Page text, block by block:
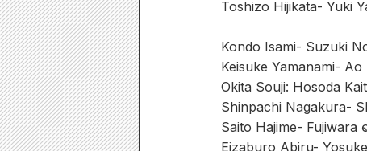
Toshizo Hijikata- Yuki
Kondo Isami- Suzuki
Keisuke Yamanami-
Okita Souji: Hosoda
Shinpachi Nagakura-
Saito Hajime- Fujiwara
Eizaburo Abiru-